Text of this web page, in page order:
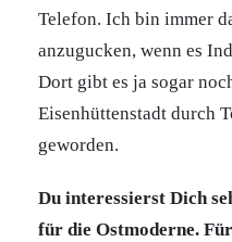
Telefon. Ich bin immer
anzugucken, wenn es
Dort gibt es ja sogar
Eisenhüttenstadt durch
geworden.
Du interessierst Dich
für die Ostmoderne.